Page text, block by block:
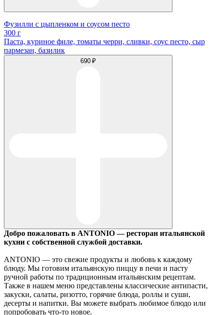
Фузилли с цыпленком и соусом песто
300 г
Паста, куриное филе, томаты черри, сливки, соус песто, сыр
пармезан, базилик
690 ₽
Добро пожаловать в ANTONIO — ресторан итальянской
кухни с собственной службой доставки.
ANTONIO — это свежие продукты и любовь к каждому
блюду. Мы готовим итальянскую пиццу в печи и пасту
ручной работы по традиционным итальянским рецептам.
Также в нашем меню представлены классические антипасти,
закуски, салаты, ризотто, горячие блюда, роллы и суши,
десерты и напитки. Вы можете выбрать любимое блюдо или
попробовать что-то новое.